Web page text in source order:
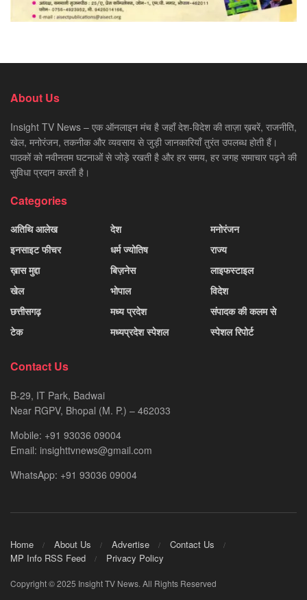
About Us
Insight TV News – एक ऑनलाइन मंच है जहाँ देश-विदेश की ताज़ा ख़बरें, राजनीति,
खेल, मनोरंजन, तकनीक और व्यवसाय से जुड़ी जानकारियाँ तुरंत उपलब्ध होती हैं।
पाठकों को नवीनतम घटनाओं से जोड़े रखती है और हर समय, हर जगह समाचार पढ़ने की
सुविधा प्रदान करती है।
Categories
अतिथि आलेख
इनसाइट फीचर
ख़ास मुद्दा
खेल
छत्तीसगढ़
टेक
देश
धर्म ज्योतिष
बिज़नेस
भोपाल
मध्य प्रदेश
मध्यप्रदेश स्पेशल
मनोरंजन
राज्य
लाइफस्टाइल
विदेश
संपादक की कलम से
स्पेशल रिपोर्ट
Contact Us
B-29, IT Park, Badwai
Near RGPV, Bhopal (M. P.) – 462033
Mobile: +91 93036 09004
Email: insighttvnews@gmail.com
WhatsApp: +91 93036 09004
Home About Us Advertise
Contact Us
MP Info RSS Feed
Privacy Policy
Copyright © 2025 Insight TV News. All Rights Reserved